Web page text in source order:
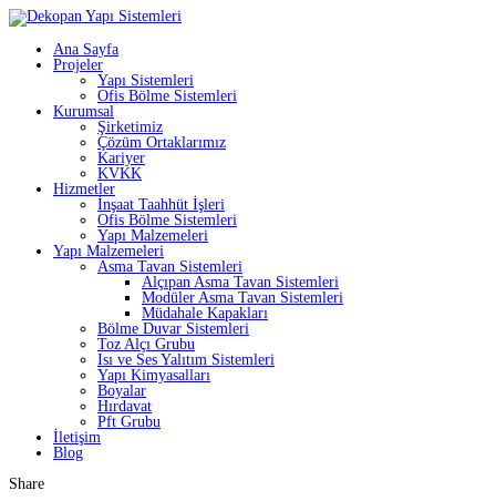
Ana Sayfa
Projeler
Yapı Sistemleri
Ofis Bölme Sistemleri
Kurumsal
Şirketimiz
Çözüm Ortaklarımız
Kariyer
KVKK
Hizmetler
İnşaat Taahhüt İşleri
Ofis Bölme Sistemleri
Yapı Malzemeleri
Yapı Malzemeleri
Asma Tavan Sistemleri
Alçıpan Asma Tavan Sistemleri
Modüler Asma Tavan Sistemleri
Müdahale Kapakları
Bölme Duvar Sistemleri
Toz Alçı Grubu
Isı ve Ses Yalıtım Sistemleri
Yapı Kimyasalları
Boyalar
Hırdavat
Pft Grubu
İletişim
Blog
Share